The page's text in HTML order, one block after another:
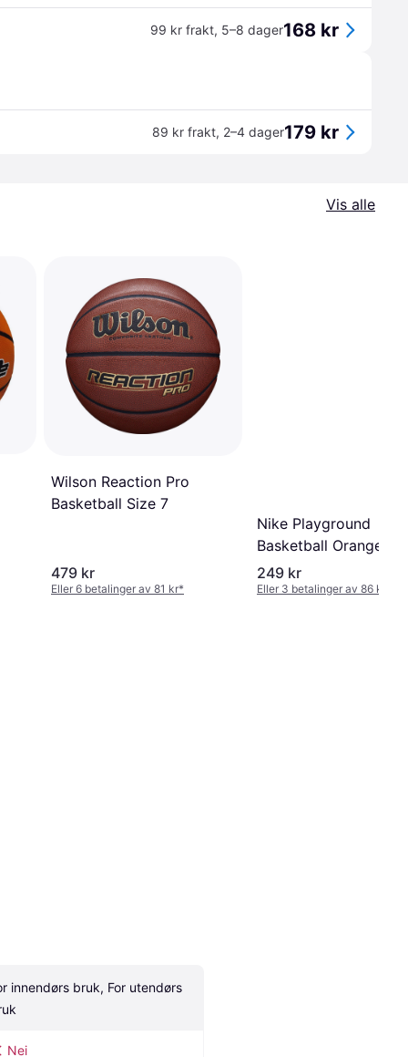
99 kr frakt, 5–8 dager168 kr
89 kr frakt, 2–4 dager179 kr
Vis alle
Wilson Reaction Pro
Basketball Size 7
479 kr
Eller 6 betalinger av 81 kr*
Nike Playground
Basketball Orange
249 kr
Eller 3 betalinger av 86 kr
innendørs bruk, For utendørs
Nei